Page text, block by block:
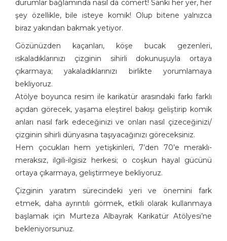
durumlar bağlamında nasıl da cömert! Sanki her yer, her
şey özellikle, bile isteye komik! Olup bitene yalnızca
biraz yakından bakmak yetiyor.
Gözünüzden kaçanları, köşe bucak gezenleri,
ıskaladıklarınızı çizginin sihirli dokunuşuyla ortaya
çıkarmaya; yakaladıklarınızı birlikte yorumlamaya
bekliyoruz.
Atölye boyunca resim ile karikatür arasındaki farkı farklı
açıdan görecek, yaşama eleştirel bakışı geliştirip komik
anları nasıl fark edeceğinizi ve onları nasıl çizeceğinizi/
çizginin sihirli dünyasına taşıyacağınızı göreceksiniz.
Hem çocukları hem yetişkinleri, 7’den 70’e meraklı-
meraksız, ilgili-ilgisiz herkesi; o coşkun hayal gücünü
ortaya çıkarmaya, geliştirmeye bekliyoruz.
Çizginin yaratım sürecindeki yeri ve önemini fark
etmek, daha ayrıntılı görmek, etkili olarak kullanmaya
başlamak için Murteza Albayrak Karikatür Atölyesi’ne
bekleniyorsunuz.